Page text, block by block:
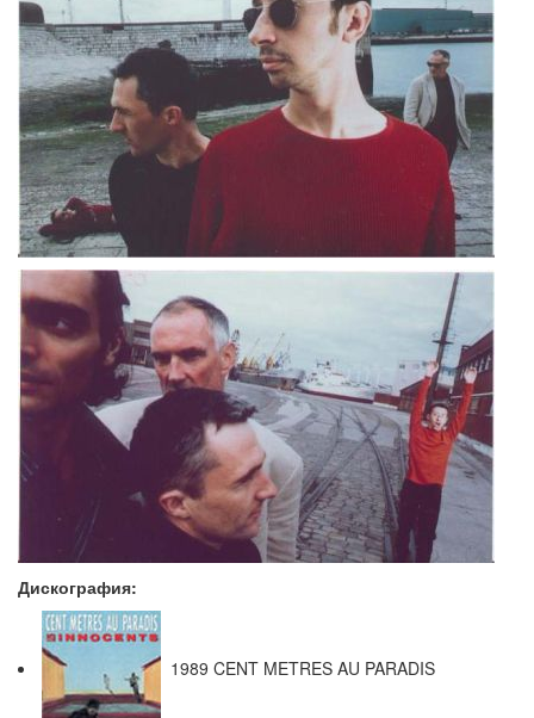
Дискография:
1989 CENT METRES AU PARADIS